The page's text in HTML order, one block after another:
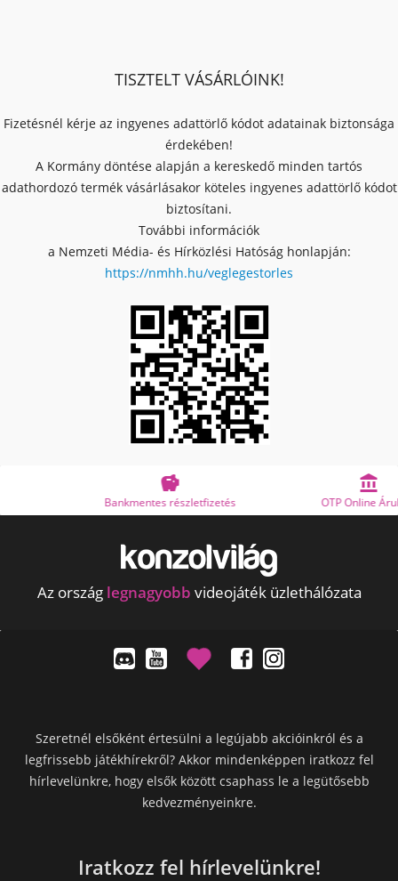
TISZTELT VÁSÁRLÓINK!
Fizetésnél kérje az ingyenes adattörlő kódot adatainak biztonsága
érdekében!
A Kormány döntése alapján a kereskedő minden tartós
adathordozó termék vásárlásakor köteles ingyenes adattörlő kódot
biztosítani.
További információk
a Nemzeti Média- és Hírközlési Hatóság honlapján:
https://nmhh.hu/veglegestorles
Bankmentes részletfizetés OTP Online Áruhitel
Az ország legnagyobb videojáték üzlethálózata
Szeretnél elsőként értesülni a legújabb akcióinkról és a
legfrissebb játékhírekről? Akkor mindenképpen iratkozz fel
hírlevelünkre, hogy elsők között csaphass le a legütősebb
kedvezményeinkre.
Iratkozz fel hírlevelünkre!